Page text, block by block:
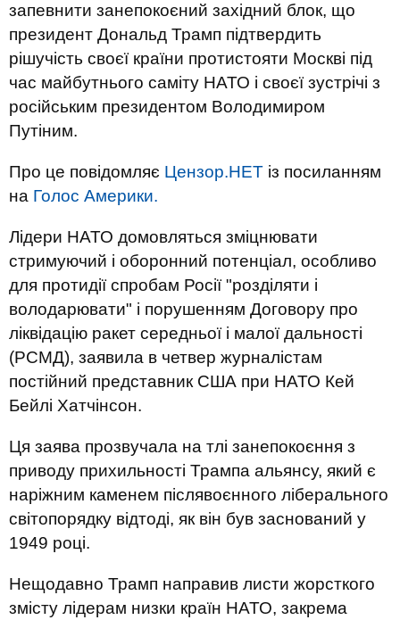
запевнити занепокоєний західний блок, що
президент Дональд Трамп підтвердить
рішучість своєї країни протистояти Москві під
час майбутнього саміту НАТО і своєї зустрічі з
російським президентом Володимиром
Путіним.
Про це повідомляє Цензор.НЕТ із посиланням
на Голос Америки.
Лідери НАТО домовляться зміцнювати
стримуючий і оборонний потенціал, особливо
для протидії спробам Росії "розділяти і
володарювати" і порушенням Договору про
ліквідацію ракет середньої і малої дальності
(РСМД), заявила в четвер журналістам
постійний представник США при НАТО Кей
Бейлі Хатчінсон.
Ця заява прозвучала на тлі занепокоєння з
приводу прихильності Трампа альянсу, який є
наріжним каменем післявоєнного ліберального
світопорядку відтоді, як він був заснований у
1949 році.
Нещодавно Трамп направив листи жорсткого
змісту лідерам низки країн НАТО, закрема